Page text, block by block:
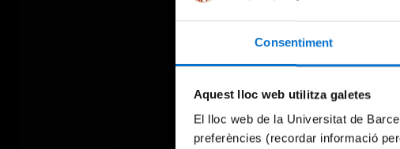
Consentiment
Aquest lloc web utilitza galetes
El lloc web de la Universitat de
preferències (recordar informació